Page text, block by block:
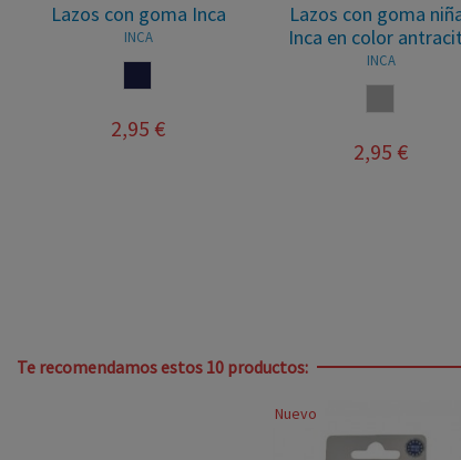
Lazos con goma Inca
INCA
2,95 €
Lazos con goma
Inca en color
INCA
2,95 €
Te recomendamos estos 10 productos:
Nuevo